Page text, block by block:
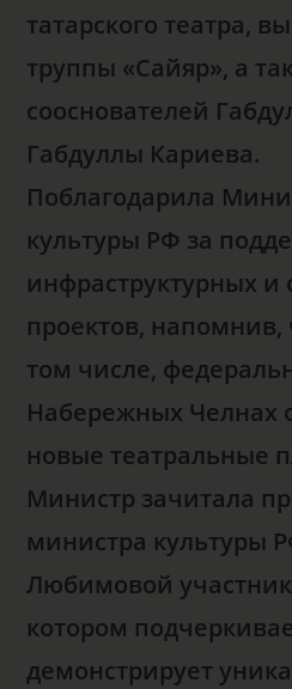
татарского театра,
труппы «Сайяр», а
сооснователей
Габдуллы Кариева.
Поблагодарила
культуры РФ за
инфраструктурных
проектов, напомнив,
том числе,
Набережных Челнах
новые театральные
Министр зачитала
министра культуры
Любимовой
котором
демонстрирует